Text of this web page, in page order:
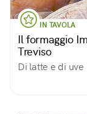
IN TAVOLA
Il formaggio
Treviso
Di latte e di uve